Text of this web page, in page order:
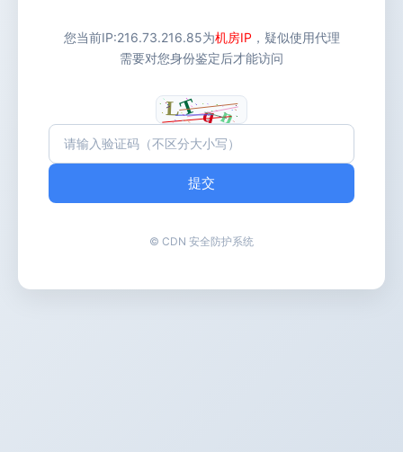
您当前IP:216.73.216.85为机房IP ，疑似使用代理
需要对您身份鉴定后才能访问
提交
© CDN 安全防护系统